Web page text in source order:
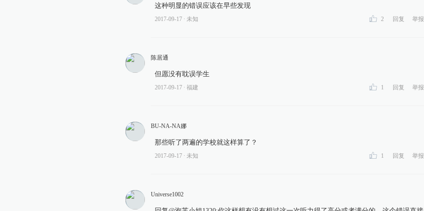
这种明显的错误应该在早些发现
2017-09-17 ∙ 未知 2 回复 举报
陈居通
但愿没有耽误学生
2017-09-17 ∙ 福建 1 回复 举报
BU-NA-NA娜
那些听了两遍的学校就这样算了？
2017-09-17 ∙ 未知 1 回复 举报
Universe1002